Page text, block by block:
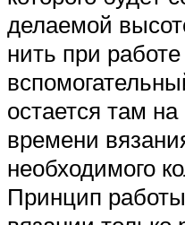
делаемой
нить при
остается там
времени
необходимого
Принцип